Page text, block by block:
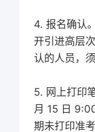
4. 报名确认
开引进高层
认的人员，
5. 网上打印
月 15 日
期未打印准